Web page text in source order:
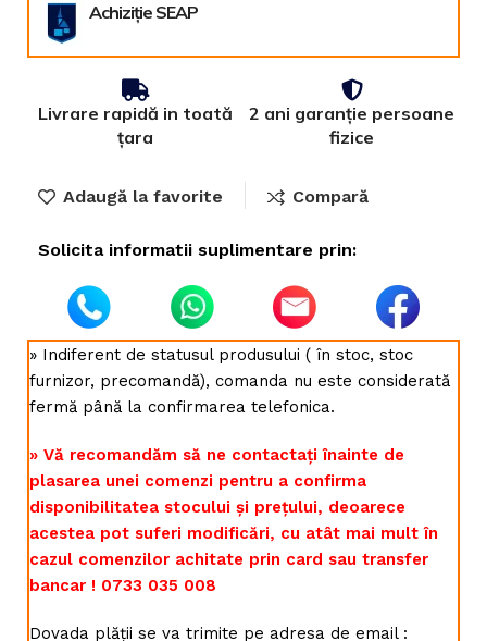
Achiziție SEAP
Livrare rapidă in toată
țara
2 ani garanție persoane
fizice
Adaugă la favorite Compară
Solicita informatii suplimentare prin:
» Indiferent de statusul produsului ( în stoc, stoc
furnizor, precomandă), comanda nu este considerată
fermă până la confirmarea telefonica.
» Vă recomandăm să ne contactați înainte de
plasarea unei comenzi pentru a confirma
disponibilitatea stocului și prețului, deoarece
acestea pot suferi modificări, cu atât mai mult în
cazul comenzilor achitate prin card sau transfer
bancar ! 0733 035 008
Dovada plății se va trimite pe adresa de email :